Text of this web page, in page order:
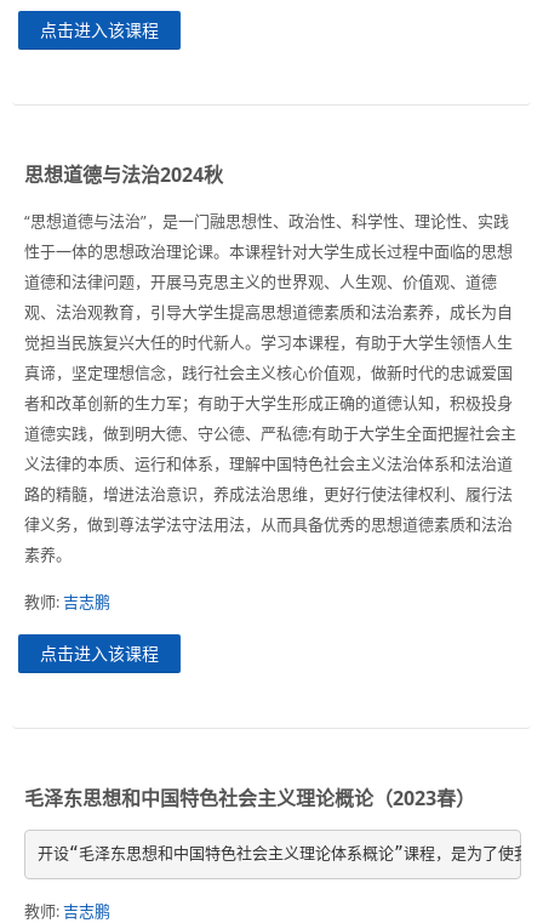
点击进入该课程
思想道德与法治2024秋
“思想道德与法治”，是一门融思想性、政治性、科学性、理论性、实践
性于一体的思想政治理论课。本课程针对大学生成长过程中面临的思想
道德和法律问题，开展马克思主义的世界观、人生观、价值观、道德
观、法治观教育，引导大学生提高思想道德素质和法治素养，成长为自
觉担当民族复兴大任的时代新人。学习本课程，有助于大学生领悟人生
真谛，坚定理想信念，践行社会主义核心价值观，做新时代的忠诚爱国
者和改革创新的生力军；有助于大学生形成正确的道德认知，积极投身
道德实践，做到明大德、守公德、严私德;有助于大学生全面把握社会主
义法律的本质、运行和体系，理解中国特色社会主义法治体系和法治道
路的精髓，增进法治意识，养成法治思维，更好行使法律权利、履行法
律义务，做到尊法学法守法用法，从而具备优秀的思想道德素质和法治
素养。
教师:吉志鹏
点击进入该课程
毛泽东思想和中国特色社会主义理论概论（2023春）
开设“毛泽东思想和中国特色社会主义理论体系概论”课程，是为了使我
教师:吉志鹏